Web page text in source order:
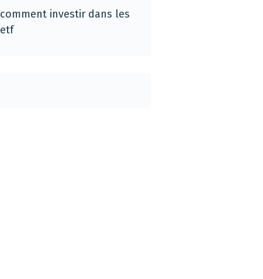
comment investir dans les
etf